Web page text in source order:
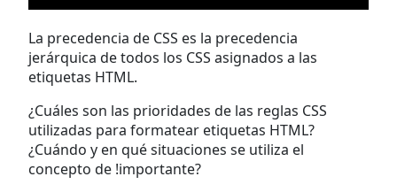
La precedencia de CSS es la precedencia
jerárquica de todos los CSS asignados a las
etiquetas HTML.
¿Cuáles son las prioridades de las reglas CSS
utilizadas para formatear etiquetas HTML?
¿Cuándo y en qué situaciones se utiliza el
concepto de !importante?